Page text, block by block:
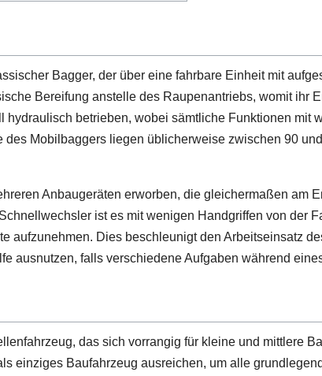
Bagger, der über eine fahrbare Einheit mit
Bereifung anstelle des Raupenantriebs, womit ihr
hydraulisch betrieben, wobei sämtliche Funktionen mit
Mobilbaggers liegen üblicherweise zwischen 90
Anbaugeräten erworben, die gleichermaßen am
ist es mit wenigen Handgriffen von der
aufzunehmen. Dies beschleunigt den Arbeitseinsatz
ausnutzen, falls verschiedene Aufgaben während
das sich vorrangig für kleine und mittlere
einziges Baufahrzeug ausreichen, um alle